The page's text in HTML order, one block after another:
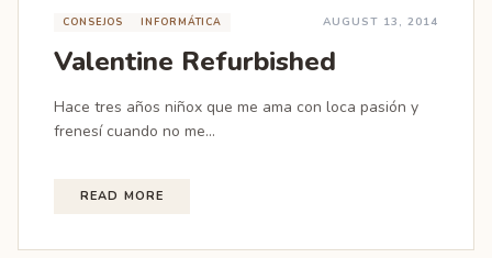
CONSEJOS INFORMÁTICA AUGUST 13, 2014
Valentine Refurbished
Hace tres años niñox que me ama con loca pasión y
frenesí cuando no me...
READ MORE